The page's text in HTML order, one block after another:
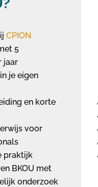
CPION
5
jaar
je eigen
en korte
voor
praktijk
BKOU met
onderzoek